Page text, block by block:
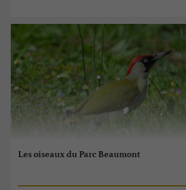
Les oiseaux du Parc Beaumont